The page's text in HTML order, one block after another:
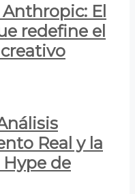
El
redefine el
Real y la
de